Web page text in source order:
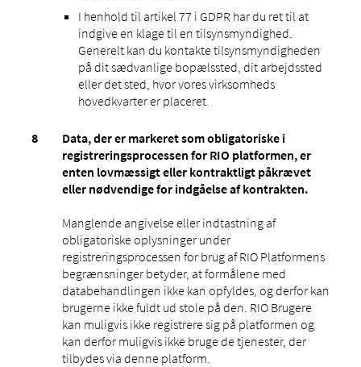
I henhold til artikel 77 i GDPR har du ret til at
indgive en klage til en tilsynsmyndighed.
Generelt kan du kontakte tilsynsmyndigheden
på dit sædvanlige bopælssted, dit arbejdssted
eller det sted, hvor vores virksomheds
hovedkvarter er placeret.
Data, der er markeret som obligatoriske i
registreringsprocessen for RIO platformen, er
enten lovmæssigt eller kontraktligt påkrævet
eller nødvendige for indgåelse af kontrakten.
Manglende angivelse eller indtastning af
obligatoriske oplysninger under
registreringsprocessen for brug af RIO Platformens
begrænsninger betyder, at formålene med
databehandlingen ikke kan opfyldes, og derfor kan
brugerne ikke fuldt ud stole på den. RIO Brugere
kan muligvis ikke registrere sig på platformen og
kan derfor muligvis ikke bruge de tjenester, der
tilbydes via denne platform.